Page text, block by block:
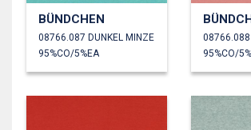
BÜNDCHEN
08766.087 DUNKEL MINZE
95%CO/5%EA
08766.088
95%CO/